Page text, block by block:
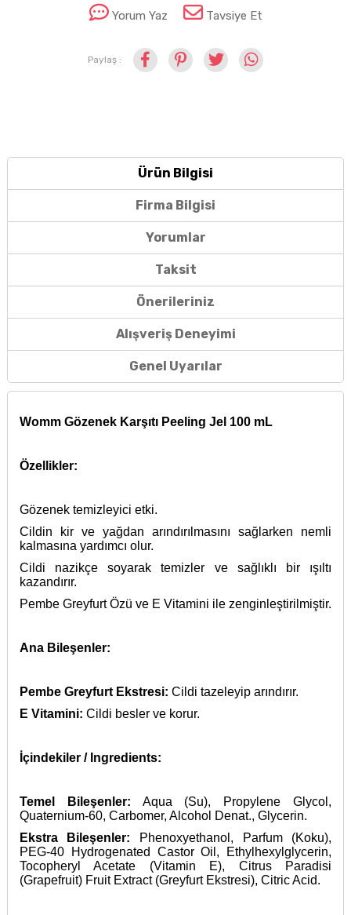
Yorum Yaz Tavsiye Et
Paylaş :
Ürün Bilgisi
Firma Bilgisi
Yorumlar
Taksit
Önerileriniz
Alışveriş Deneyimi
Genel Uyarılar
Womm Gözenek Karşıtı Peeling Jel 100 mL
Özellikler:
Gözenek temizleyici etki.
Cildin kir ve yağdan arındırılmasını sağlarken nemli
kalmasına yardımcı olur.
Cildi nazikçe soyarak temizler ve sağlıklı bir ışıltı
kazandırır.
Pembe Greyfurt Özü ve E Vitamini ile zenginleştirilmiştir.
Ana Bileşenler:
Pembe Greyfurt Ekstresi: Cildi tazeleyip arındırır.
E Vitamini: Cildi besler ve korur.
İçindekiler / Ingredients:
Temel Bileşenler: Aqua (Su), Propylene Glycol,
Quaternium-60, Carbomer, Alcohol Denat., Glycerin.
Ekstra Bileşenler: Phenoxyethanol, Parfum (Koku),
PEG-40 Hydrogenated Castor Oil, Ethylhexylglycerin,
Tocopheryl Acetate (Vitamin E), Citrus Paradisi
(Grapefruit) Fruit Extract (Greyfurt Ekstresi), Citric Acid.